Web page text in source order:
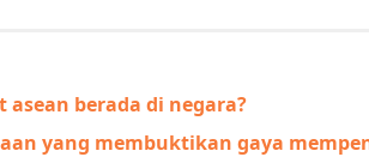
berada di negara?
yang membuktikan gaya